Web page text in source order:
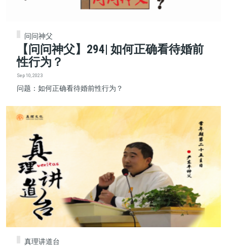
问问神父
【问问神父】294| 如何正确看待婚前
性行为？
Sep 10, 2023
问题：如何正确看待婚前性行为？
真理讲道台